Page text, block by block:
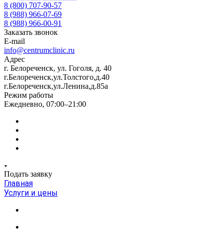
8 (800) 707-90-57
8 (988) 966-07-69
8 (988) 966-00-91
Заказать звонок
E-mail
info@centrumclinic.ru
Адрес
г. Белореченск, ул. Гоголя, д. 40
г.Белореченск,ул.Толстого,д.40
г.Белореченск,ул.Ленина,д.85а
Режим работы
Ежедневно, 07:00–21:00
Подать заявку
Главная
Услуги и цены